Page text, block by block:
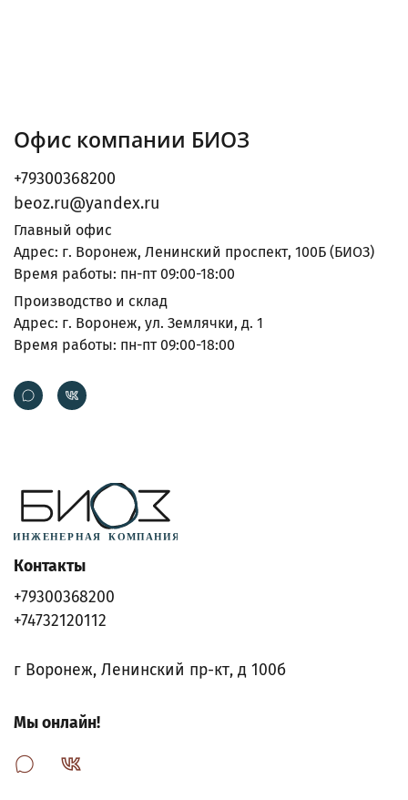
Офис компании БИОЗ
+79300368200
beoz.ru@yandex.ru
Главный офис
Адрес: г. Воронеж, Ленинский проспект, 100Б (БИОЗ)
Время работы: пн-пт 09:00-18:00
Производство и склад
Адрес: г. Воронеж, ул. Землячки, д. 1
Время работы: пн-пт 09:00-18:00
Контакты
+79300368200
+74732120112
г Воронеж, Ленинский пр-кт, д 100б
Мы онлайн!